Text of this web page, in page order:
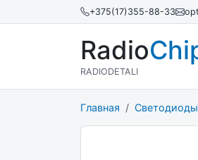
+375(17)355-88-33
Radio
RADIODETALI
Главная Светодиоды